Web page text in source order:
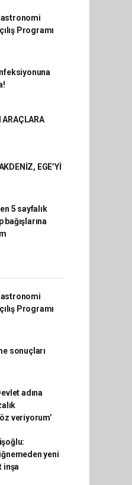
Programı
EGE’Yİ
5 sayfalık
bağışlarına
Programı
sonuçları
adına
veriyorum’
yeni
inşa